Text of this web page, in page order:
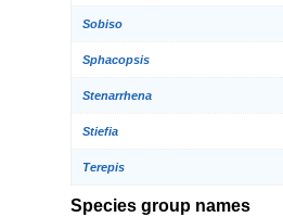
Sobiso
Sphacopsis
Stenarrhena
Stiefia
Terepis
Species group names